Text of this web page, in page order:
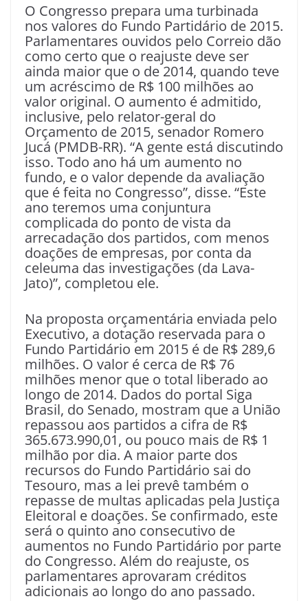
O Congresso prepara uma turbinada
nos valores do Fundo Partidário de 2015.
Parlamentares ouvidos pelo Correio dão
como certo que o reajuste deve ser
ainda maior que o de 2014, quando teve
um acréscimo de R$ 100 milhões ao
valor original. O aumento é admitido,
inclusive, pelo relator-geral do
Orçamento de 2015, senador Romero
Jucá (PMDB-RR). “A gente está discutindo
isso. Todo ano há um aumento no
fundo, e o valor depende da avaliação
que é feita no Congresso”, disse. “Este
ano teremos uma conjuntura
complicada do ponto de vista da
arrecadação dos partidos, com menos
doações de empresas, por conta da
celeuma das investigações (da Lava-
Jato)”, completou ele.
Na proposta orçamentária enviada pelo
Executivo, a dotação reservada para o
Fundo Partidário em 2015 é de R$ 289,6
milhões. O valor é cerca de R$ 76
milhões menor que o total liberado ao
longo de 2014. Dados do portal Siga
Brasil, do Senado, mostram que a União
repassou aos partidos a cifra de R$
365.673.990,01, ou pouco mais de R$ 1
milhão por dia. A maior parte dos
recursos do Fundo Partidário sai do
Tesouro, mas a lei prevê também o
repasse de multas aplicadas pela Justiça
Eleitoral e doações. Se confirmado, este
será o quinto ano consecutivo de
aumentos no Fundo Partidário por parte
do Congresso. Além do reajuste, os
parlamentares aprovaram créditos
adicionais ao longo do ano passado.